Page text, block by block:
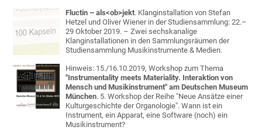
Fluctin – als<ob>jekt. Klanginstallation von Stefan
Hetzel und Oliver Wiener in der Studiensammlung: 22.–
29 Oktober 2019. – Zwei sechskanalige
Klanginstallationen in den Sammlungsräumen der
Studiensammlung Musikinstrumente & Medien.
Hinweis: 15./16.10.2019, Workshop zum Thema
"Instrumentality meets Materiality. Interaktion von
Mensch und Musikinstrument" am Deutschen Museum
München. 5. Workshop der Reihe "Neue Ansätze einer
Kulturgeschichte der Organologie". Wann ist ein
Instrument, ein Apparat, eine Software (noch) ein
Musikinstrument?